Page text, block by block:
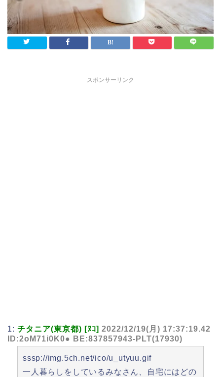
スポンサーリンク
1: チタニア(東京都) [ﾇｺ] 2022/12/19(月) 17:37:19.42
ID:2oM71i0K0● BE:837857943-PLT(17930)
sssp://img.5ch.net/ico/u_utyuu.gif
一人暮らしをしているみなさん、自宅にはどの